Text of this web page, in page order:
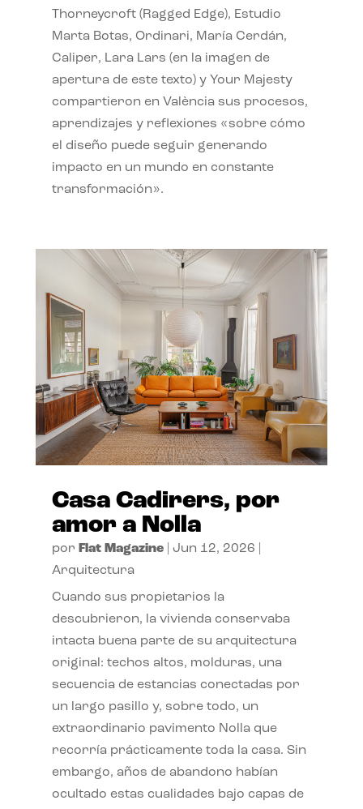
Thorneycroft (Ragged Edge), Estudio
Marta Botas, Ordinari, María Cerdán,
Caliper, Lara Lars (en la imagen de
apertura de este texto) y Your Majesty
compartieron en València sus procesos,
aprendizajes y reflexiones «sobre cómo
el diseño puede seguir generando
impacto en un mundo en constante
transformación».
Casa Cadirers, por
amor a Nolla
por Flat Magazine| Jun 12, 2026
Arquitectura
Cuando sus propietarios la
descubrieron, la vivienda conservaba
intacta buena parte de su arquitectura
original: techos altos, molduras, una
secuencia de estancias conectadas por
un largo pasillo y, sobre todo, un
extraordinario pavimento Nolla que
recorría prácticamente toda la casa. Sin
embargo, años de abandono habían
ocultado estas cualidades bajo capas de